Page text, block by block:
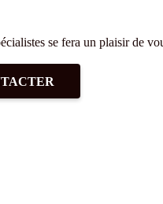
se fera un plaisir de